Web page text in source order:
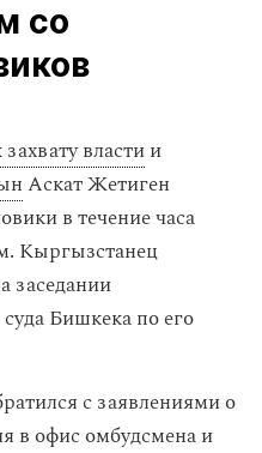
со
властии
Аскат Жетиген
в течение часа
Кыргызстанец
заседании
Бишкека по его
с заявлениями о
в офис омбудсмена и